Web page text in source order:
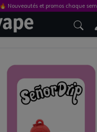
🔥 Nouveautés et promos chaque